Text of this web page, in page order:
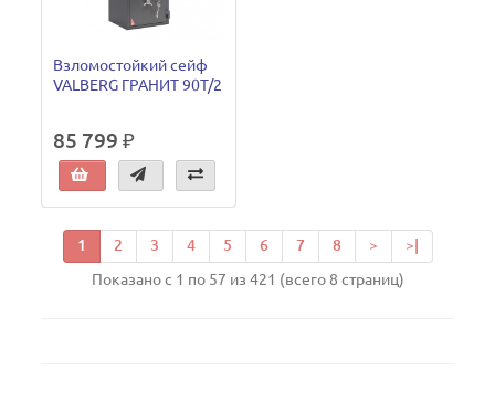
Взломостойкий сейф
VALBERG ГРАНИТ 90T/2
85 799 ₽
1 2 3 4 5 6 7 8 >
>|
Показано с 1 по 57 из 421 (всего 8 страниц)